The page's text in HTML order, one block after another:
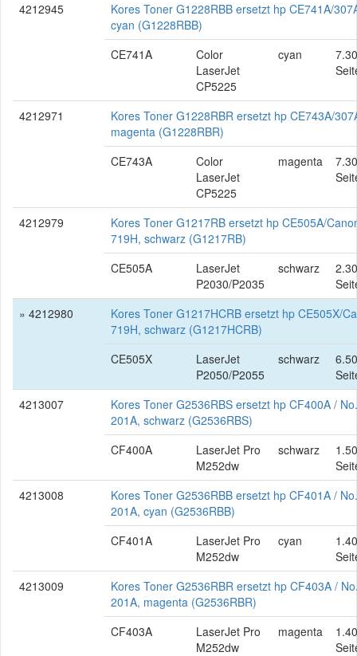
4212945
Kores Toner G1228RBB ersetzt hp CE741A/
cyan (G1228RBB)
CE741A
Color
LaserJet
CP5225
cyan
4212971
Kores Toner G1228RBR ersetzt hp CE743A/
magenta (G1228RBR)
CE743A
Color
LaserJet
CP5225
magenta
4212979
Kores Toner G1217RB ersetzt hp CE505A/
719H, schwarz (G1217RB)
CE505A
LaserJet
P2030/P2035
schwarz
» 4212980
Kores Toner G1217HCRB ersetzt hp CE505X/
719H, schwarz (G1217HCRB)
CE505X
LaserJet
P2050/P2055
schwarz
4213007
Kores Toner G2536RBS ersetzt hp CF400A / No.
201A, schwarz (G2536RBS)
CF400A
LaserJet Pro
M252dw
schwarz
4213008
Kores Toner G2536RBB ersetzt hp CF401A / No.
201A, cyan (G2536RBB)
CF401A
LaserJet Pro
M252dw
cyan
4213009
Kores Toner G2536RBR ersetzt hp CF403A /
201A, magenta (G2536RBR)
CF403A
LaserJet Pro
M252dw
magenta